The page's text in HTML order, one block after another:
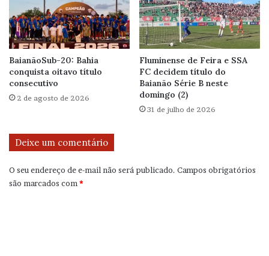
BaianãoSub-20: Bahia
conquista oitavo título
consecutivo
2 de agosto de 2026
Fluminense de Feira e SSA
FC decidem título do
Baianão Série B neste
domingo (2)
31 de julho de 2026
Deixe um comentário
O seu endereço de e-mail não será publicado. Campos obrigatórios
são marcados com*